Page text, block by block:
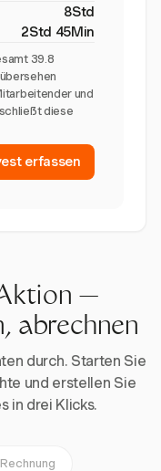
8Std
2Std 45Min
39.8
und
diese
erfassen
—
abrechnen
durch. Starten Sie
und erstellen Sie
in drei Klicks.
Rechnung